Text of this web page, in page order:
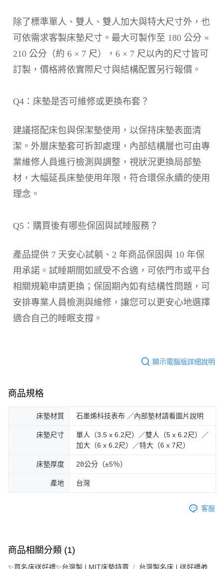
除了標準單人、雙人、雙人加大與特大尺寸外，也
可依需求客製床墊尺寸。最大可製作至 180 公分 ×
210 公分（約 6 × 7 尺），6 × 7 尺以內的尺寸皆可
訂製，價格將依實際尺寸與結構配置另行報價。
Q4：床墊是否可維修或更換布套？
建議搭配床包與保潔墊使用，以保持床墊表面清
潔。外層床墊套可拆卸處理，內部結構層也可由專
業維修人員進行檢測與調整，視狀況更換局部墊
材，大幅延長床墊使用年限，符合環保永續的使用
理念。
Q5：購買後有哪些保固與試睡服務？
產品提供 7 天安心試躺、2 年商品保固與 10 年保
用承諾。試睡期間如感受不合適，可依門市或平台
相關規範申請更換；保固期內如有結構性問題，可
安排專業人員檢測與維修，讓您可以更安心地選擇
適合自己的睡眠支撐。
顯示電腦版詳細說明
商品規格
床墊材質 石墨烯科技表布 ／內部墊材請看圖片說明
床墊尺寸
單人（3.5 x 6.2尺）／雙人（5 x 6.2尺）／
加大（6 x 6.2尺）／特大（6 x 7尺）
床墊厚度 28公分（±5％）
產地 台灣
客服
商品相關分類 (1)
✨買名床送好禮✨台灣製 | MIT床墊特賣 台灣製名床 | 送好禮🎁